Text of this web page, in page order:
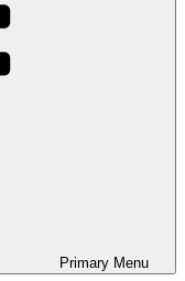
Primary Menu